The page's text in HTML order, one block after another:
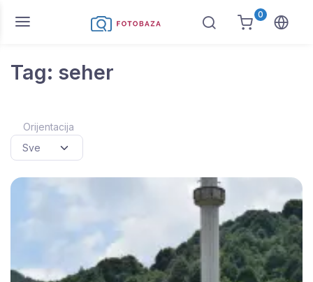
0
Tag: seher
Orijentacija